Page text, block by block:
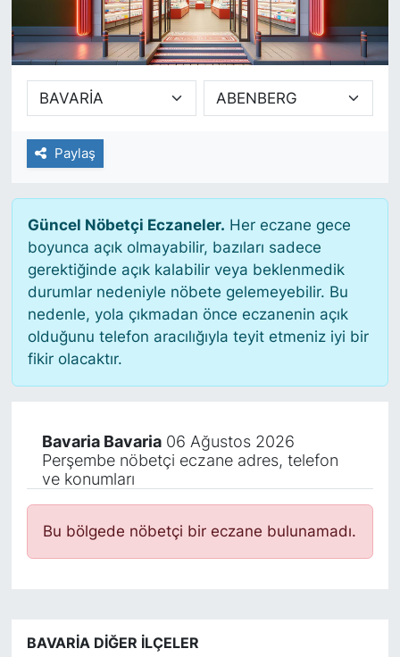
Paylaş
Güncel Nöbetçi Eczaneler. Her eczane gece
boyunca açık olmayabilir, bazıları sadece
gerektiğinde açık kalabilir veya beklenmedik
durumlar nedeniyle nöbete gelemeyebilir. Bu
nedenle, yola çıkmadan önce eczanenin açık
olduğunu telefon aracılığıyla teyit etmeniz iyi bir
fikir olacaktır.
Bavaria Bavaria06 Ağustos 2026
Perşembe nöbetçi eczane adres, telefon
ve konumları
Bu bölgede nöbetçi bir eczane bulunamadı.
BAVARIA DIĞER İLÇELER
SİYASET
SAĞLIK